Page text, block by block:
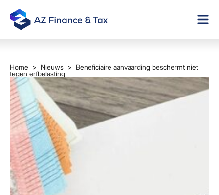
Home > Nieuws > Beneficiaire aanvaarding beschermt niet
tegen erfbelasting